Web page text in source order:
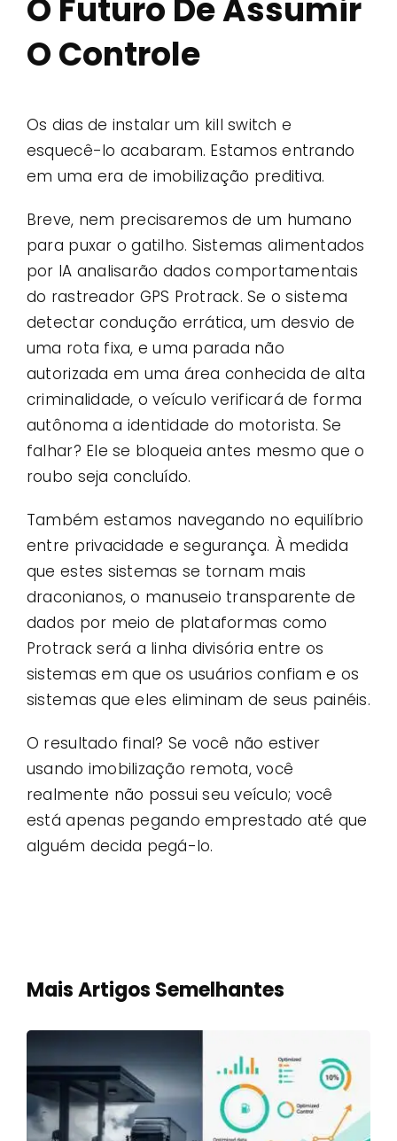
O Futuro De Assumir
O Controle
Os dias de instalar um kill switch e
esquecê-lo acabaram. Estamos entrando
em uma era de imobilização preditiva.
Breve, nem precisaremos de um humano
para puxar o gatilho. Sistemas alimentados
por IA analisarão dados comportamentais
do rastreador GPS Protrack. Se o sistema
detectar condução errática, um desvio de
uma rota fixa, e uma parada não
autorizada em uma área conhecida de alta
criminalidade, o veículo verificará de forma
autônoma a identidade do motorista. Se
falhar? Ele se bloqueia antes mesmo que o
roubo seja concluído.
Também estamos navegando no equilíbrio
entre privacidade e segurança. À medida
que estes sistemas se tornam mais
draconianos, o manuseio transparente de
dados por meio de plataformas como
Protrack será a linha divisória entre os
sistemas em que os usuários confiam e os
sistemas que eles eliminam de seus painéis.
O resultado final? Se você não estiver
usando imobilização remota, você
realmente não possui seu veículo; você
está apenas pegando emprestado até que
alguém decida pegá-lo.
Mais Artigos Semelhantes